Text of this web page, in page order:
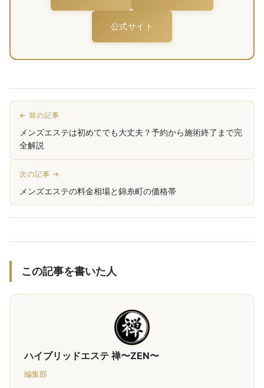
公式サイト
← 前の記事
メンズエステは初めてでも大丈夫？予約から施術終了まで完
全解説
次の記事 →
メンズエステの料金相場と錦糸町の価格帯
この記事を書いた人
ハイブリッドエステ 禅〜ZEN〜
編集部